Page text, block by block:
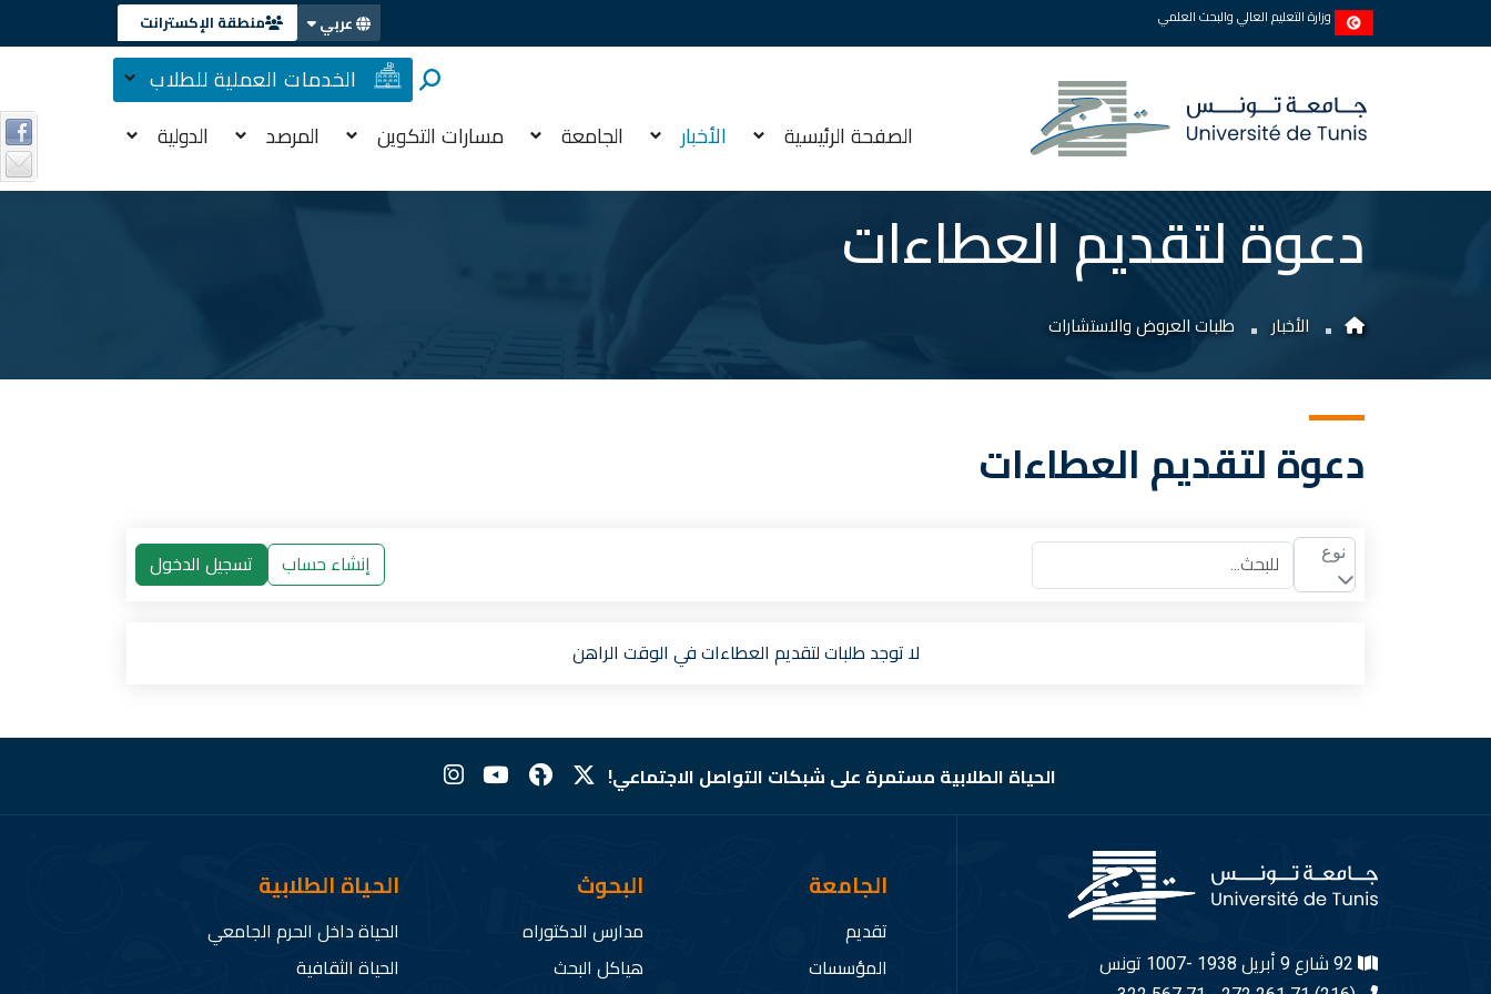
وزارة التعليم العالي والبحث العلمي عربي منطقة الإكسترانت
الخدمات العملية للطلاب
الصفحة الرئيسية الأخبار الجامعة مسارات التكوين المرصد الدولية
دعوة لتقديم العطاءات
الأخبار طلبات العروض والاستشارات
دعوة لتقديم العطاءات
نوع
إنشاء حساب تسجيل الدخول
لا توجد طلبات لتقديم العطاءات في الوقت الراهن
الحياة الطلابية مستمرة على شبكات التواصل الاجتماعي!
الجامعة
تقديم
المؤسسات
البحوث
مدارس الدكتوراه
هياكل البحث
الحياة الطلابية
الحياة داخل الحرم الجامعي
الحياة الثقافية